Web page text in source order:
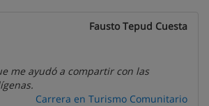
Fausto Tepud Cuesta
me ayudó a compartir con las
Carrera en Turismo Comunitario